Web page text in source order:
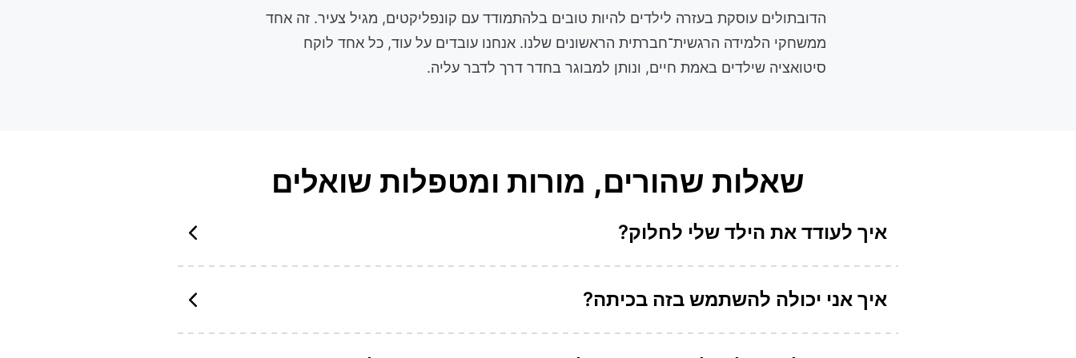
הדובתולים עוסקת בעזרה לילדים להיות טובים בלהתמודד עם קונפליקטים, מגיל צעיר. זה אחד
ממשחקי הלמידה הרגשית־חברתית הראשונים שלנו. אנחנו עובדים על עוד, כל אחד לוקח
סיטואציה שילדים באמת חיים, ונותן למבוגר בחדר דרך לדבר עליה.
שאלות שהורים, מורות ומטפלות שואלים
איך לעודד את הילד שלי לחלוק?
איך אני יכולה להשתמש בזה בכיתה?